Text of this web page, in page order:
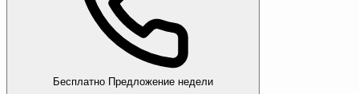
Бесплатно Предложение недели